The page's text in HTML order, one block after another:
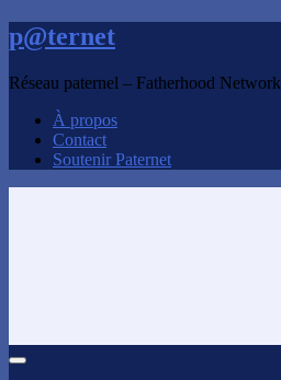
p@ternet
Réseau paternel – Fatherhood Network
À propos
Contact
Soutenir Paternet